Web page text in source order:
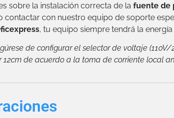
sobre la instalación correcta de la fuente de
contactar con nuestro equipo de soporte
, tu equipo siempre tendrá la
de configurar el selector de voltaje
12cm de acuerdo a la toma de corriente local